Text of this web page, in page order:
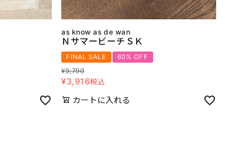
as know as de wan
ＮサマービーチＳＫ
FINAL SALE
60% OFF
¥9,790
¥3,916税込
カートに入れる